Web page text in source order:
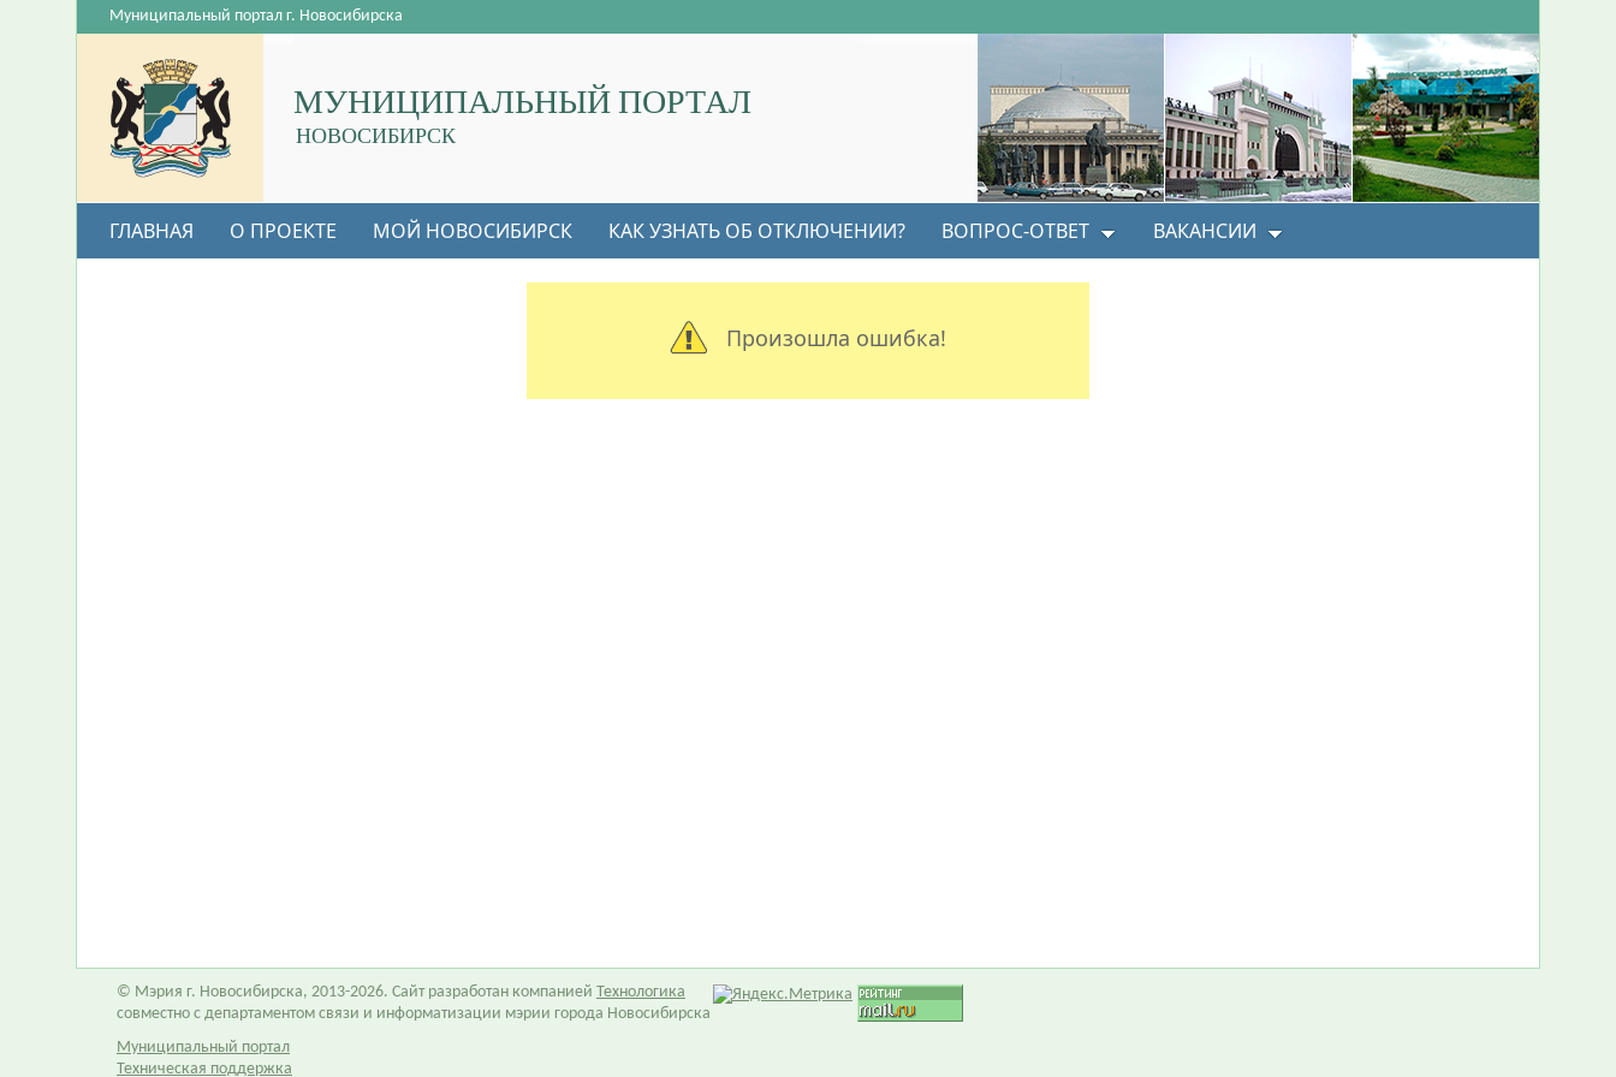
МУНИЦИПАЛЬНЫЙ ПОРТАЛ
НОВОСИБИРСК
Муниципальный портал г. Новосибирска
ГЛАВНАЯ О ПРОЕКТЕ МОЙ НОВОСИБИРСК КАК УЗНАТЬ ОБ ОТКЛЮЧЕНИИ? ВОПРОС-ОТВЕТ ВАКАНСИИ
Произошла ошибка!
© Мэрия г. Новосибирска, 2013-2026. Сайт разработан компанией Технологика
совместно с департаментом связи и информатизации мэрии города Новосибирска
Муниципальный портал
Техническая поддержка